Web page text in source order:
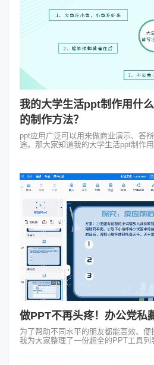
我的大学生活ppt制作用什
的制作方法？
ppt应用广泛可以用来做商业演示、答
途。那大家知道我的大学生活ppt制作
做PPT不再头疼！办公党私
为了帮助不同水平的朋友都能高效、
我为大家整理了一份超全的PPT工具